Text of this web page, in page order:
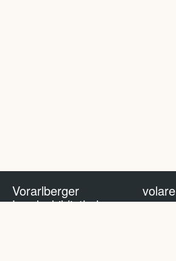
Vorarlberger
Landesbibliothek
volare